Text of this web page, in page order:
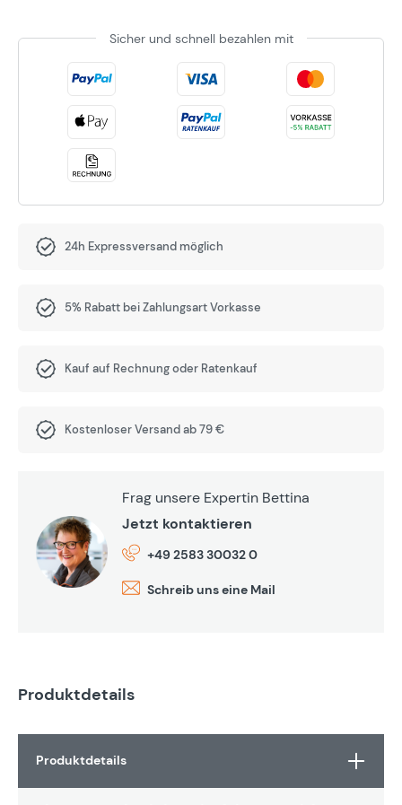
Sicher und schnell bezahlen mit
24h Expressversand möglich
5% Rabatt bei Zahlungsart Vorkasse
Kauf auf Rechnung oder Ratenkauf
Kostenloser Versand ab 79 €
Frag unsere Expertin Bettina
Jetzt kontaktieren
+49 2583 30032 0
Schreib uns eine Mail
Produktdetails
Produktdetails